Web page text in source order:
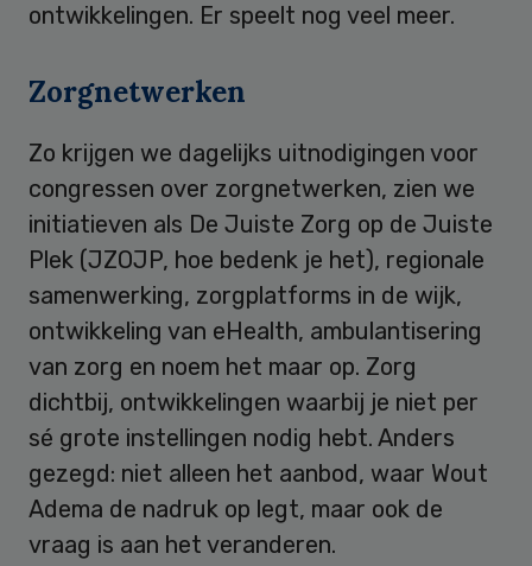
ontwikkelingen. Er speelt nog veel meer.
Zorgnetwerken
Zo krijgen we dagelijks uitnodigingen voor
congressen over zorgnetwerken, zien we
initiatieven als De Juiste Zorg op de Juiste
Plek (JZOJP, hoe bedenk je het), regionale
samenwerking, zorgplatforms in de wijk,
ontwikkeling van eHealth, ambulantisering
van zorg en noem het maar op. Zorg
dichtbij, ontwikkelingen waarbij je niet per
sé grote instellingen nodig hebt. Anders
gezegd: niet alleen het aanbod, waar Wout
Adema de nadruk op legt, maar ook de
vraag is aan het veranderen.